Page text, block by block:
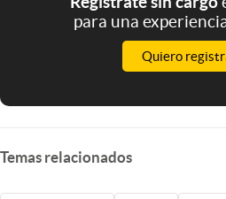
para una
Quiero
Temas relacionados